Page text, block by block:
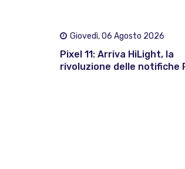
Giovedì, 06 Agosto 2026
Pixel 11: Arriva HiLight, la
rivoluzione delle notifiche